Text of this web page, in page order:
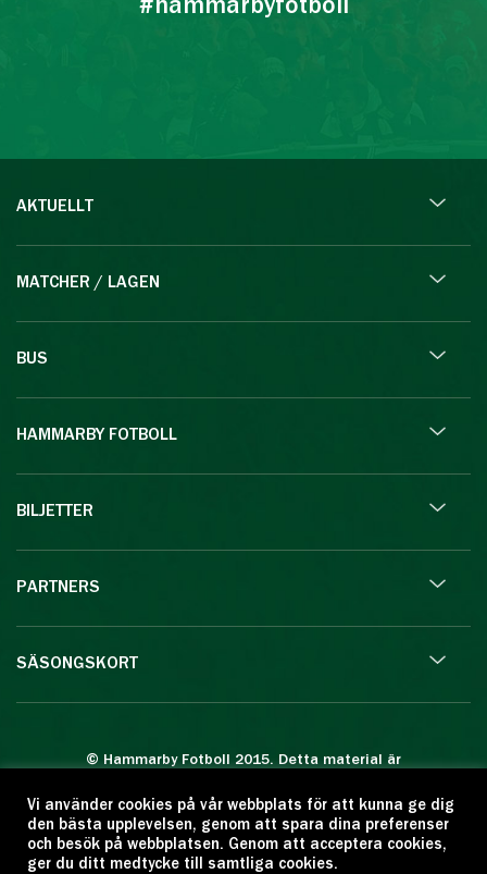
#hammarbyfotboll
AKTUELLT
MATCHER / LAGEN
BUS
HAMMARBY FOTBOLL
BILJETTER
PARTNERS
SÄSONGSKORT
© Hammarby Fotboll 2015. Detta material är
Eftertryck eller annan kopiering är förbjuden.
Citera oss gärna men ange källan:
www.hammarbyfotboll.se. Ansvarig utgivare:
Vi använder cookies på vår webbplats för att kunna ge dig
den bästa upplevelsen, genom att spara dina preferenser
och besök på webbplatsen. Genom att acceptera cookies,
ger du ditt medtycke till samtliga cookies.